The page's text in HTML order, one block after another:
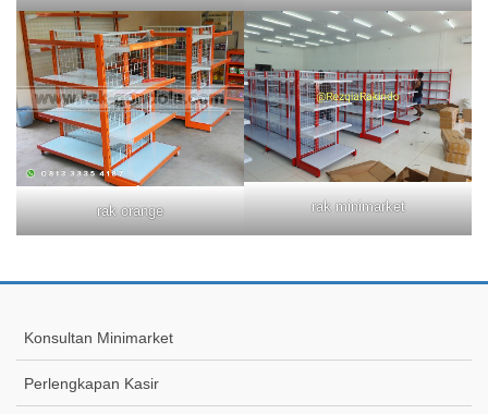
rak orange rak minimarket
Konsultan Minimarket
Perlengkapan Kasir